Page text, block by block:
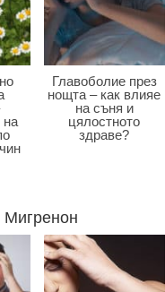
на
Главоболие през
нощта – как влияе
на съня и
цялостното
здраве?
Мигренон